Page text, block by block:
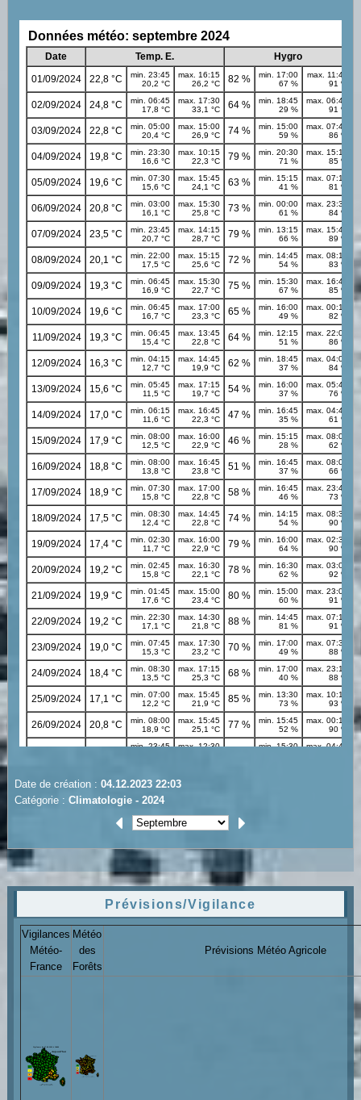
Date de création : 04.12.2023 22:03
Catégorie : Climatologie - 2024
Prévisions/Vigilance
Vigilances
Météo-
France
Météo
des
Forêts
Prévisions Météo Agricole